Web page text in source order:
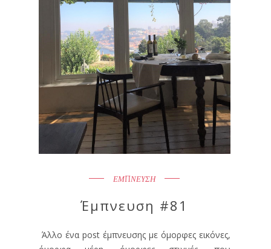
ΕΜΠΝΕΥΣΗ
Έμπνευση #81
Άλλο ένα post έμπνευσης με όμορφες εικόνες,